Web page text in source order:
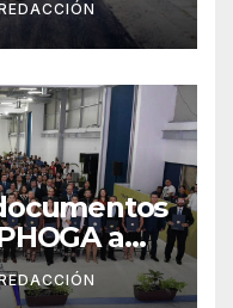
a
posgrado